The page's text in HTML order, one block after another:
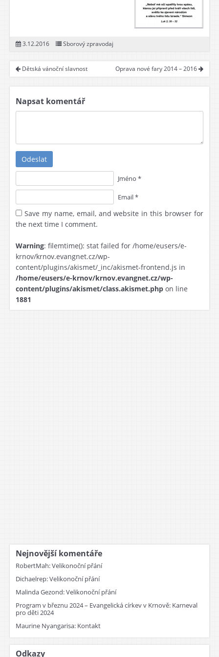
3.12.2016 Sborový zpravodaj
Dětská vánoční slavnost Oprava nové fary 2014 – 2016
Napsat komentář
Odeslat
Jméno *
Email *
Save my name, email, and website in this browser for
the next time I comment.
Warning: filemtime(): stat failed for /home/eusers/e-
krnov/krnov.evangnet.cz/wp-
content/plugins/akismet/_inc/akismet-frontend.js in
/home/eusers/e-krnov/krnov.evangnet.cz/wp-
content/plugins/akismet/class.akismet.php on line
1881
Nejnovější komentáře
RobertMah:Velikonoční přání
Dichaelrep:Velikonoční přání
Malinda Gezond:Velikonoční přání
Program v březnu 2024 – Evangelická církev v Krnově: Karneval
pro děti 2024
Maurine Nyangarisa: Kontakt
Odkazy